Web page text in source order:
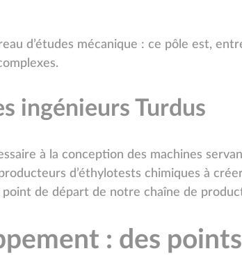
d’études mécanique : ce pôle est,
ingénieurs Turdus
à la conception des machines
d’éthylotests chimiques à
de départ de notre chaîne de
: des